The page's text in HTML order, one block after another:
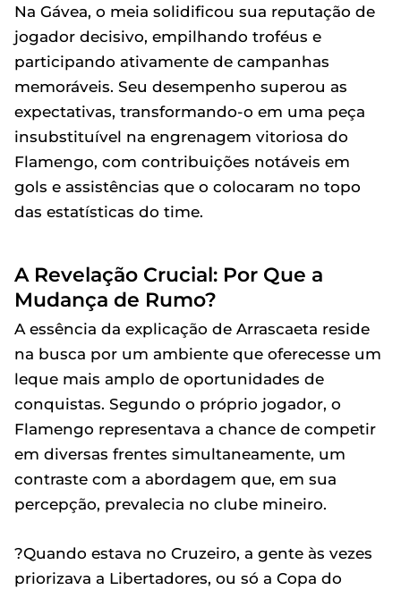
Na Gávea, o meia solidificou sua reputação de
jogador decisivo, empilhando troféus e
participando ativamente de campanhas
memoráveis. Seu desempenho superou as
expectativas, transformando-o em uma peça
insubstituível na engrenagem vitoriosa do
Flamengo, com contribuições notáveis em
gols e assistências que o colocaram no topo
das estatísticas do time.
A Revelação Crucial: Por Que a
Mudança de Rumo?
A essência da explicação de Arrascaeta reside
na busca por um ambiente que oferecesse um
leque mais amplo de oportunidades de
conquistas. Segundo o próprio jogador, o
Flamengo representava a chance de competir
em diversas frentes simultaneamente, um
contraste com a abordagem que, em sua
percepção, prevalecia no clube mineiro.
?Quando estava no Cruzeiro, a gente às vezes
priorizava a Libertadores, ou só a Copa do